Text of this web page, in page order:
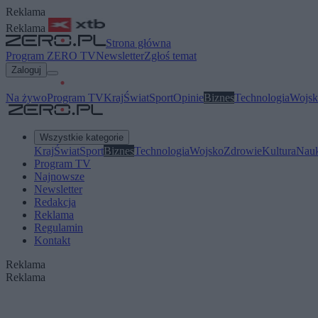
Reklama
Reklama
Strona główna
Program ZERO TVNewsletterZgłoś temat
Zaloguj
Na żywoProgram TVKrajŚwiatSportOpinieBiznesTechnologia
Wszystkie kategorie
KrajŚwiatSportBiznesTechnologiaWojskoZdrowieKultura
Program TV
Najnowsze
Newsletter
Redakcja
Reklama
Regulamin
Kontakt
Reklama
Reklama